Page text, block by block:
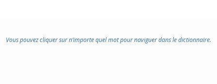
Vous pouvez cliquer sur n’importe quel mot pour naviguer dans le dictionnaire.